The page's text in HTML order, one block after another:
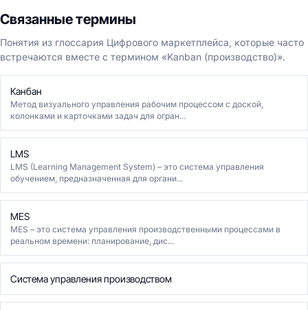
Связанные термины
Понятия из глоссария Цифрового маркетплейса, которые часто
встречаются вместе с термином «Kanban (производство)».
Канбан
Метод визуального управления рабочим процессом с доской,
колонками и карточками задач для огран...
LMS
LMS (Learning Management System) – это система управления
обучением, предназначенная для органи...
MES
MES – это система управления производственными процессами в
реальном времени: планирование, дис...
Система управления производством